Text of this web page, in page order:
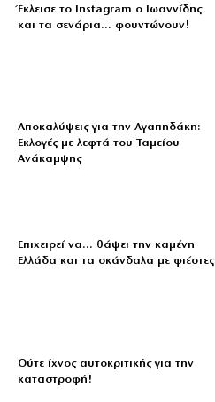
Έκλεισε το Instagram ο Ιωαννίδης
και τα σενάρια… φουντώνουν!
Αποκαλύψεις για την Αγαπηδάκη:
Εκλογές με λεφτά του Ταμείου
Ανάκαμψης
Επιχειρεί να… θάψει την καμένη
Ελλάδα και τα σκάνδαλα με φιέστες
Ούτε ίχνος αυτοκριτικής για την
καταστροφή!